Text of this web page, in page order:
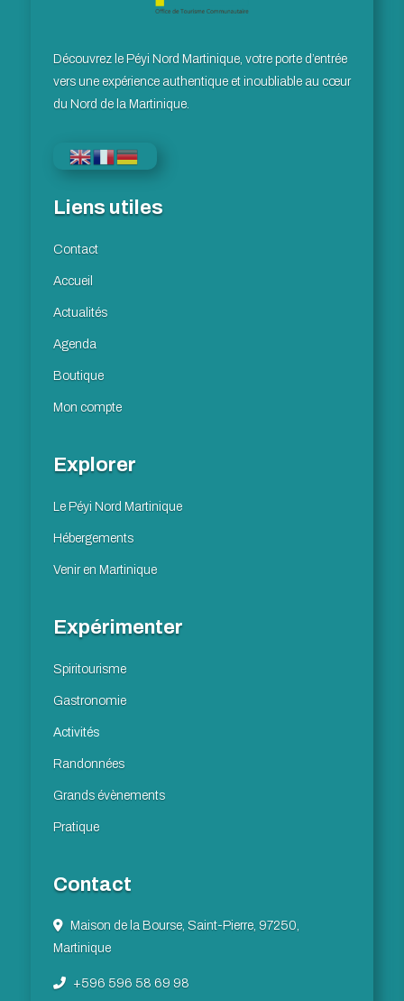
Découvrez le Péyi Nord Martinique, votre porte d’entrée
vers une expérience authentique et inoubliable au cœur
du Nord de la Martinique.
Liens utiles
Contact
Accueil
Actualités
Agenda
Boutique
Mon compte
Explorer
Le Péyi Nord Martinique
Hébergements
Venir en Martinique
Expérimenter
Spiritourisme
Gastronomie
Activités
Randonnées
Grands évènements
Pratique
Contact
Maison de la Bourse, Saint-Pierre, 97250,
Martinique
+596 596 58 69 98